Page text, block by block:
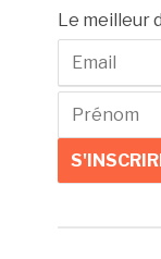
Le meilleur